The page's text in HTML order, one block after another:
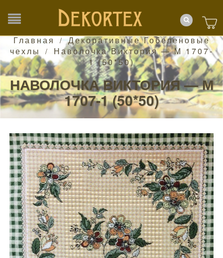
Главная /
Декоративные Гобеленовые
чехлы
/
Наволочка Виктория — М 1707-
1 (50*50)
НАВОЛОЧКА ВИКТОРИЯ — М
1707-1 (50*50)